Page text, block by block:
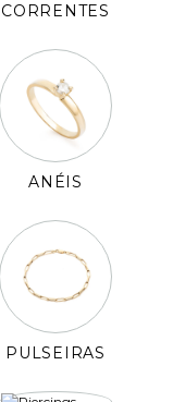
CORRENTES
ANÉIS
PULSEIRAS